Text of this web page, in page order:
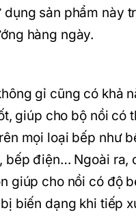
dụng sản phẩm này
hàng ngày.
gỉ cũng có khả
giúp cho bộ nồi có
mọi loại bếp như
bếp điện… Ngoài ra,
giúp cho nồi có độ
biến dạng khi tiếp